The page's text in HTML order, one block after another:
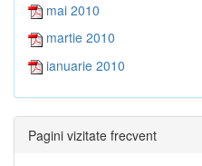
mai 2010
martie 2010
ianuarie 2010
Pagini vizitate frecvent